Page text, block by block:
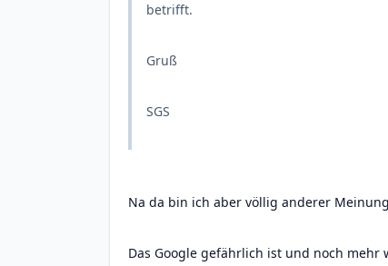
betrifft.
Gruß
SGS
Na da bin ich aber völlig anderer
Das Google gefährlich ist und noch